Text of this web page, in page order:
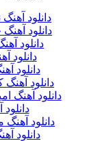
دانلود
دانلود آهنگ
دانلود
دانلود
دانلود
دانلود آهنگ
دانلود آهنگ
دانلود
دانلود